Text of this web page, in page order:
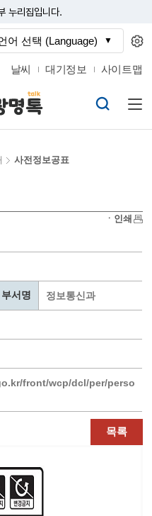
누리집입니다.
날씨 대기정보 사이트맵
사전정보공표
ㆍ인쇄
부서명 정보통신과
front/wcp/dcl/per/perso
목록
어 선택 (Language)